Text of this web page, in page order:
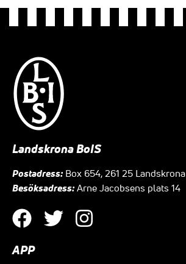
Landskrona BoIS
Postadress: Box 654, 261 25 Landskrona
Besöksadress: Arne Jacobsens plats 14
APP